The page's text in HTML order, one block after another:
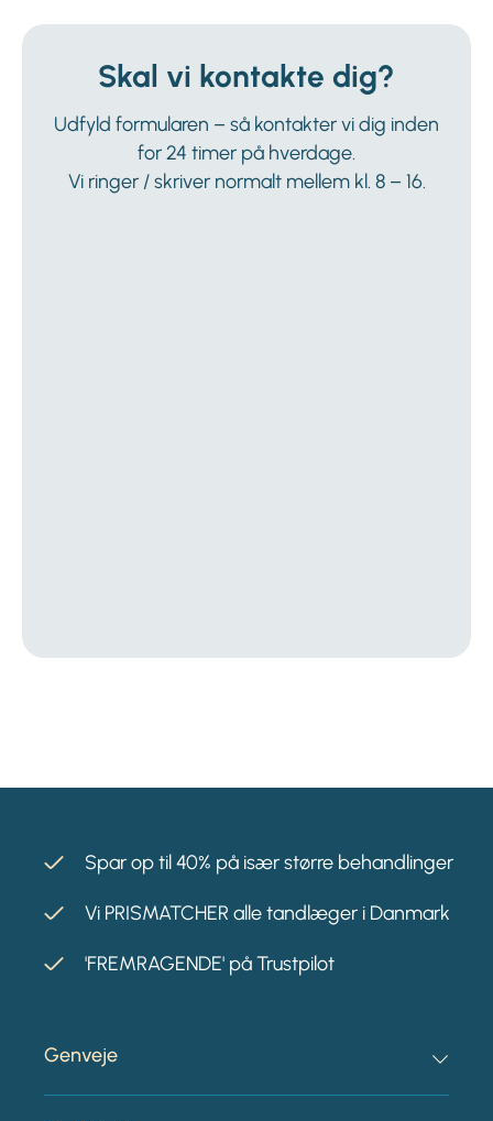
Skal vi kontakte dig?
Udfyld formularen – så kontakter vi dig inden
for 24 timer på hverdage.
Vi ringer / skriver normalt mellem kl. 8 – 16.
Spar op til 40% på især større behandlinger
Vi PRISMATCHER alle tandlæger i Danmark
'FREMRAGENDE' på Trustpilot
Genveje